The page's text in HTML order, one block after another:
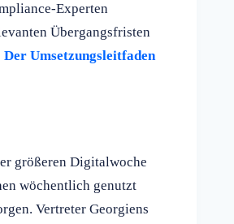
Experten
Übergangsfristen
Umsetzungsleitfaden
größeren Digitalwoche
wöchentlich genutzt
Vertreter Georgiens